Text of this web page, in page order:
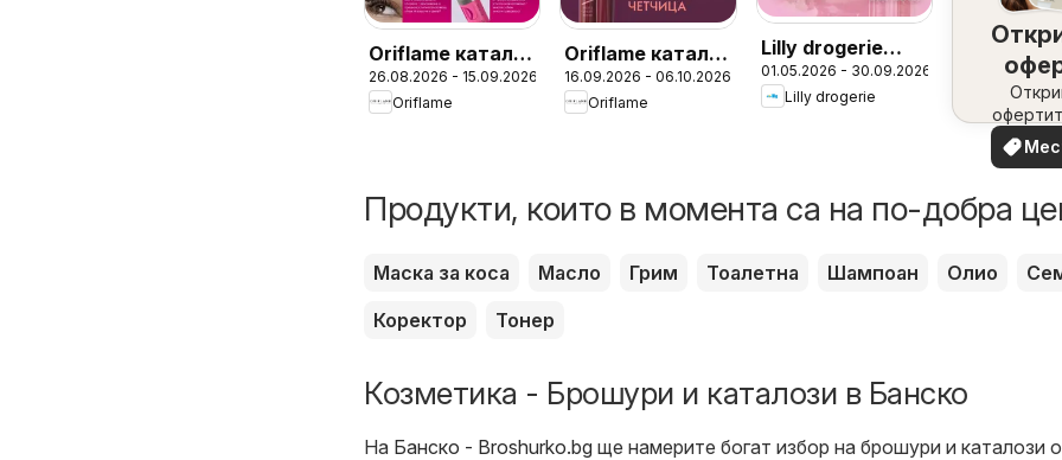
Oriflame каталог
12
26.08.2026 - 15.09.2026
Oriflame
Oriflame каталог
13
16.09.2026 - 06.10.2026
Oriflame
Lilly drogerie
каталог - Make
up & Perfumes
01.05.2026 - 30.09.2026
Lilly drogerie
вашия
Продукти, които в момента са на по-добра
Маска за коса Масло Грим Тоалетна Шампоан Олио
Коректор
Тонер
Козметика - Брошури и каталози в Банско
На Банско - Broshurko.bg ще намерите богат избор на брошури и каталози